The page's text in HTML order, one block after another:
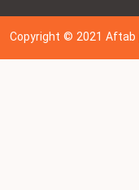
Copyright © 202 1